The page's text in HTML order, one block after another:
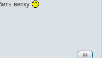
ветку
.